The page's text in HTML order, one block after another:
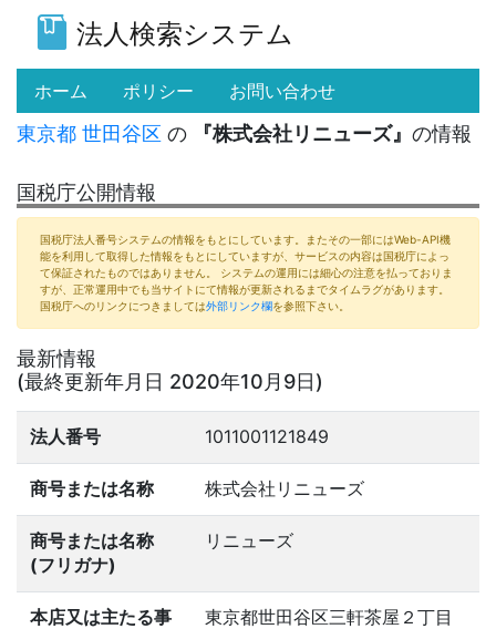
法人検索システム
ホーム (current)
ポリシー お問い合わせ
東京都 世田谷区 の 『株式会社リニューズ』 の情報
国税庁公開情報
国税庁法人番号システムの情報をもとにしています。またその一部にはWeb-API機
能を利用して取得した情報をもとにしていますが、サービスの内容は国税庁によっ
て保証されたものではありません。 システムの運用には細心の注意を払っておりま
すが、正常運用中でも当サイトにて情報が更新されるまでタイムラグがあります。
国税庁へのリンクにつきましては外部リンク欄を参照下さい。
最新情報
(最終更新年月日 2020年10月9日)
法人番号 1011001121849
商号または名称 株式会社リニューズ
商号または名称
(フリガナ)
リニューズ
本店又は主たる事
東京都世田谷区三軒茶屋２丁目